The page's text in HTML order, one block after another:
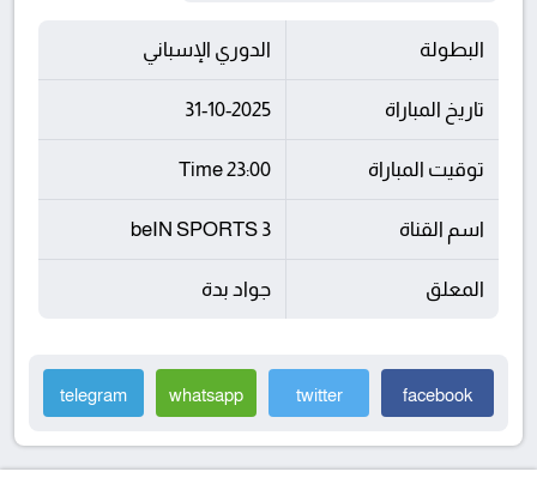
البطولة الدوري الإسباني
تاريخ المباراة 31-10-2025
توقيت المباراة 23:00 Time
اسم القناة beIN SPORTS 3
المعلق جواد بدة
facebook
twitter
whatsapp
telegram